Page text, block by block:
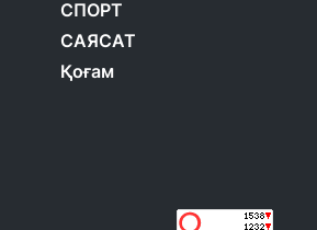
СПОРТ
САЯСАТ
Қоғам